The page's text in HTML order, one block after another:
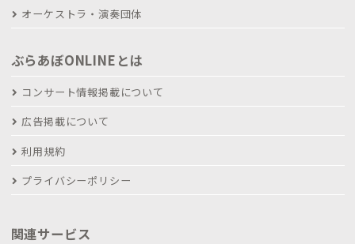
オーケストラ・演奏団体
ぶらあぼONLINEとは
コンサート情報掲載について
広告掲載について
利用規約
プライバシーポリシー
関連サービス